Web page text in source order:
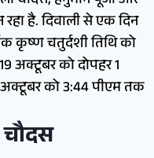
है. दिवाली से एक दिन
कृष्ण चतुर्दशी तिथि को
अक्टूबर को दोपहर 1
को 3:44 पीएम तक
चौदस